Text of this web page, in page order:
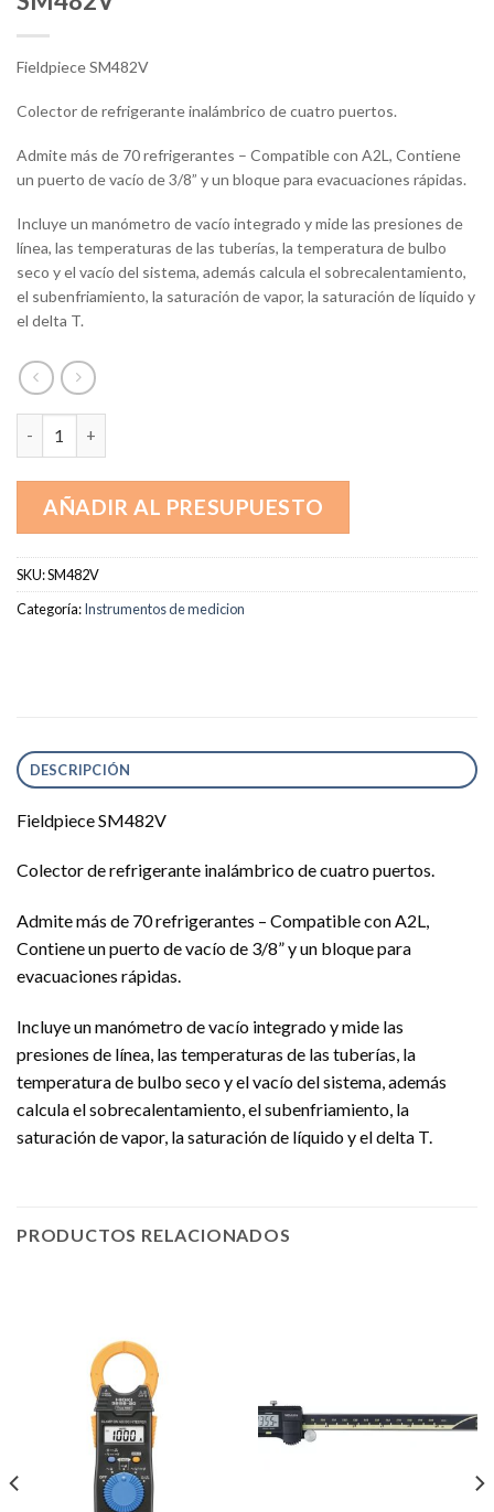
Fieldpiece SM482V
Colector de refrigerante inalámbrico de cuatro puertos.
Admite más de 70 refrigerantes – Compatible con A2L, Contiene
un puerto de vacío de 3/8” y un bloque para evacuaciones rápidas.
Incluye un manómetro de vacío integrado y mide las presiones de
línea, las temperaturas de las tuberías, la temperatura de bulbo
seco y el vacío del sistema, además calcula el sobrecalentamiento,
el subenfriamiento, la saturación de vapor, la saturación de líquido y
el delta T.
AÑADIR AL PRESUPUESTO
SKU:SM482V
Categoría:Instrumentos de medicion
DESCRIPCIÓN
Fieldpiece SM482V
Colector de refrigerante inalámbrico de cuatro puertos.
Admite más de 70 refrigerantes – Compatible con A2L,
Contiene un puerto de vacío de 3/8” y un bloque para
evacuaciones rápidas.
Incluye un manómetro de vacío integrado y mide las
presiones de línea, las temperaturas de las tuberías, la
temperatura de bulbo seco y el vacío del sistema, además
calcula el sobrecalentamiento, el subenfriamiento, la
saturación de vapor, la saturación de líquido y el delta T.
PRODUCTOS RELACIONADOS